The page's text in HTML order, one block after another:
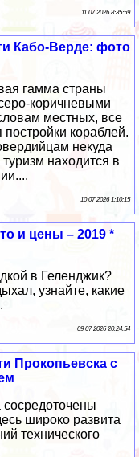
11 07 2026 8:35:59
Кабо-Верде: фото
гамма страны
коричневыми
местных, все
кораблей.
некуда
находится в
10 07 2026 1:10:15
и цены – 2019 *
в Геленджик?
узнайте, какие
09 07 2026 20:24:54
Прокопьевска с
широко развита
технического